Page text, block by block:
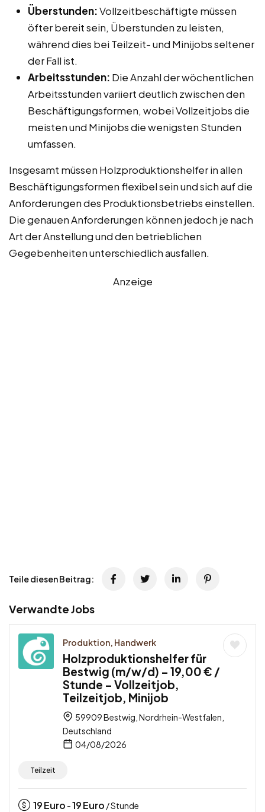
Überstunden:Vollzeitbeschäftigte müssen
öfter bereit sein, Überstunden zu leisten,
während dies bei Teilzeit- und Minijobs seltener
der Fall ist.
Arbeitsstunden: Die Anzahl der wöchentlichen
Arbeitsstunden variiert deutlich zwischen den
Beschäftigungsformen, wobei Vollzeitjobs die
meisten und Minijobs die wenigsten Stunden
umfassen.
Insgesamt müssen Holzproduktionshelfer in allen
Beschäftigungsformen flexibel sein und sich auf die
Anforderungen des Produktionsbetriebs einstellen.
Die genauen Anforderungen können jedoch je nach
Art der Anstellung und den betrieblichen
Gegebenheiten unterschiedlich ausfallen.
Anzeige
Teile diesen Beitrag:
Verwandte Jobs
Produktion, Handwerk
Holzproduktionshelfer für
Bestwig (m/w/d) – 19,00 € /
Stunde – Vollzeitjob,
Teilzeitjob, Minijob
59909 Bestwig, Nordrhein-Westfalen,
Deutschland
04/08/2026
Teilzeit
19Euro -19Euro / Stunde